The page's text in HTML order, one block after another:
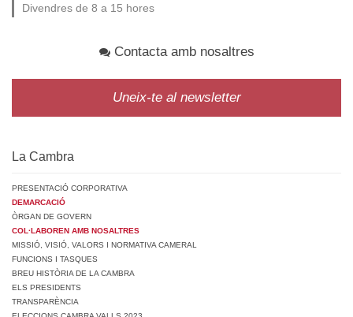
Divendres de 8 a 15 hores
Contacta amb nosaltres
Uneix-te al newsletter
La Cambra
PRESENTACIÓ CORPORATIVA
DEMARCACIÓ
ÒRGAN DE GOVERN
COL·LABOREN AMB NOSALTRES
MISSIÓ, VISIÓ, VALORS I NORMATIVA CAMERAL
FUNCIONS I TASQUES
BREU HISTÒRIA DE LA CAMBRA
ELS PRESIDENTS
TRANSPARÈNCIA